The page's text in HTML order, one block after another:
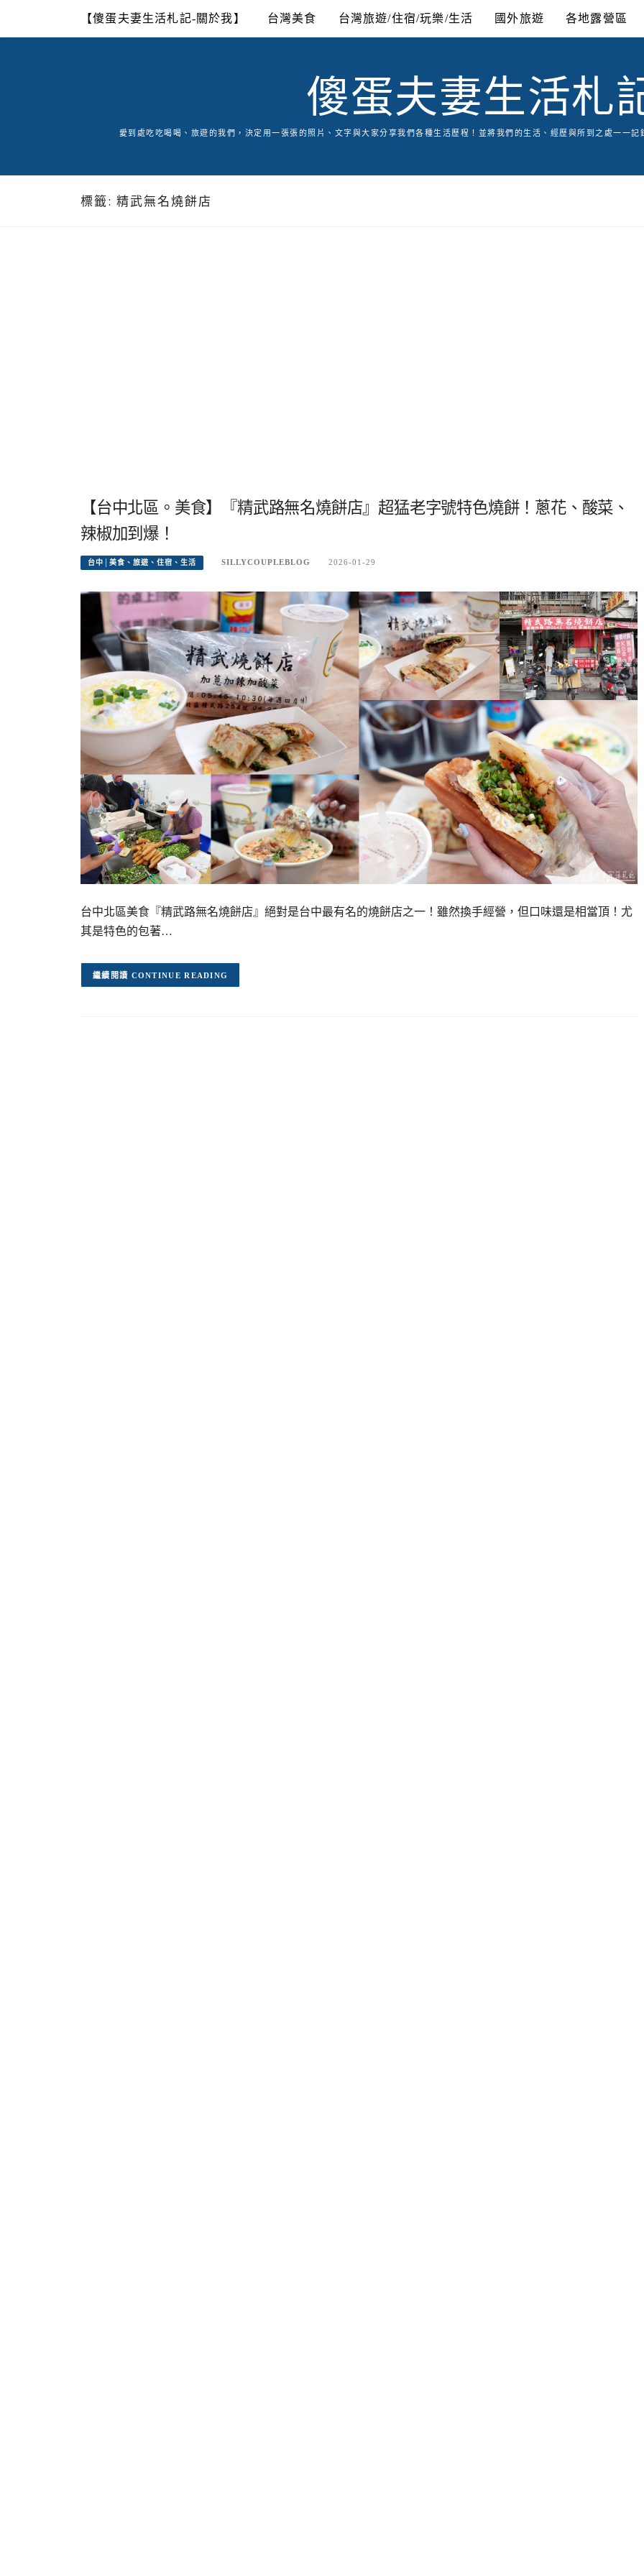
content
【傻蛋夫妻生活札記-關於我】 台灣美食 台灣旅遊/住宿/玩樂/生活 國外旅遊 各地露營區
傻蛋夫妻生活札
愛到處吃吃喝喝、旅遊的我們，決定用一張張的照片、文字與大家分享我們各種生活歷程！並將我們的生活、經歷與所到之處一一記
標籤: 精武無名燒餅店
【台中北區。美食】『精武路無名燒餅店』超猛老字號特色燒餅！蔥花、酸菜、
辣椒加到爆！
台中│美食、旅遊、住宿、生活 SILLYCOUPLEBLOG 2026-01-29
台中北區美食『精武路無名燒餅店』絕對是台中最有名的燒餅店之一！雖然換手經營，但口味還是相當頂！尤
其是特色的包著…
CONTINUE READING